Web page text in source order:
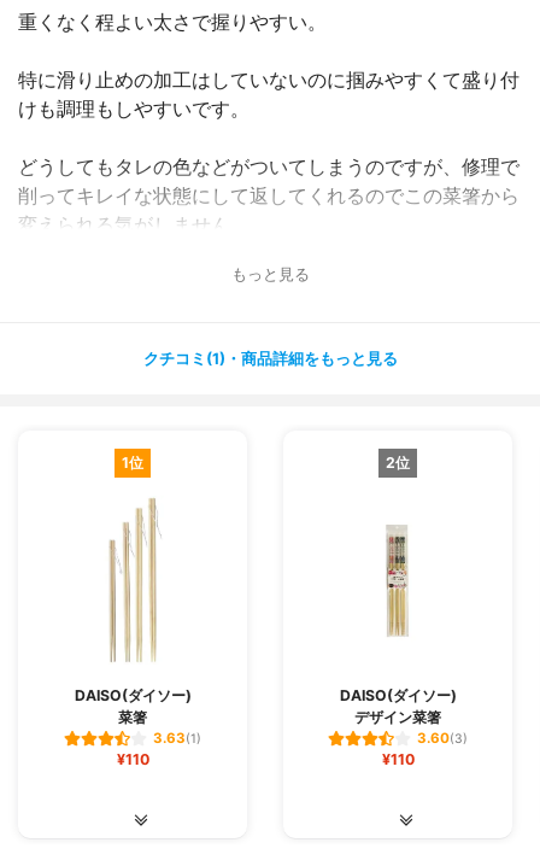
重くなく程よい太さで握りやすい。
特に滑り止めの加工はしていないのに掴みやすくて盛り付
けも調理もしやすいです。
どうしてもタレの色などがついてしまうのですが、修理で
削ってキレイな状態にして返してくれるのでこの菜箸から
変えられる気がしません。
もっと見る
クチコミ(1)・商品詳細をもっと見る
1位
DAISO(ダイソー)
菜箸
3.63(1)
¥110
2位
DAISO(ダイソー)
デザイン菜箸
3.60(3)
¥110